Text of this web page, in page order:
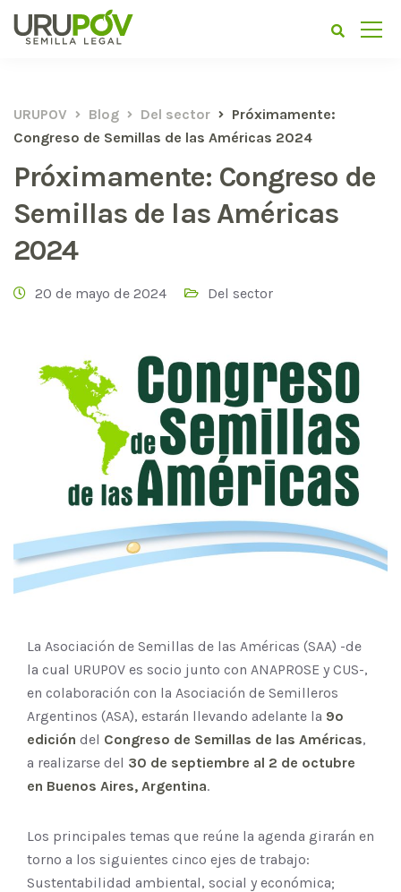
URUPOV Blog Del sector
Próximamente:
Congreso de Semillas de las Américas 2024
Próximamente: Congreso de
Semillas de las Américas
2024
20 de mayo de 2024 Del sector
La Asociación de Semillas de las Américas (SAA) -de
la cual URUPOV es socio junto con ANAPROSE y CUS-,
en colaboración con la Asociación de Semilleros
Argentinos (ASA), estarán llevando adelante la 9º
edición del Congreso de Semillas de las Américas,
a realizarse del 30 de septiembre al 2 de octubre
en Buenos Aires, Argentina.
Los principales temas que reúne la agenda girarán en
torno a los siguientes cinco ejes de trabajo:
Sustentabilidad ambiental, social y económica;